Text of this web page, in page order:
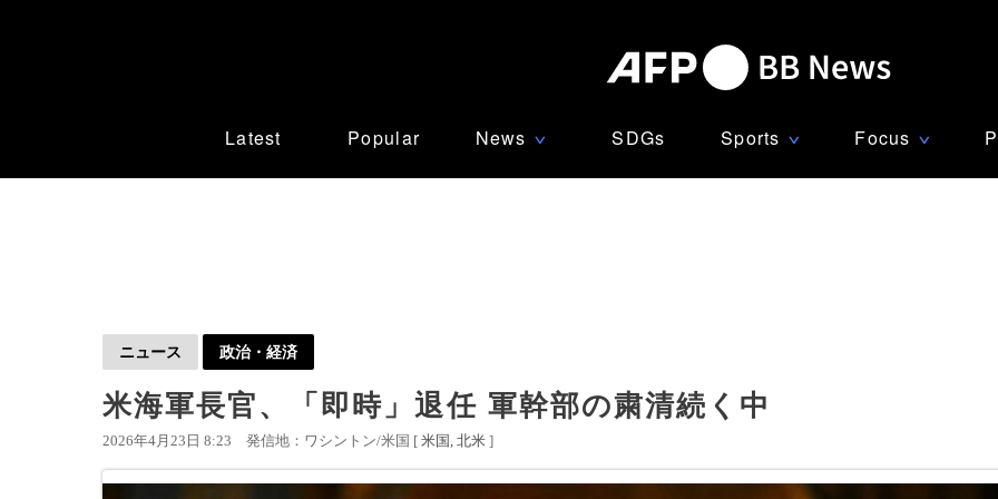
Latest Popular News ∨ SDGs Sports ∨ Focus ∨
ニュース 政治・経済
米海軍長官、「即時」退任 軍幹部の粛清続く中
2026年4月23日 8:23 発信地：ワシントン/米国 [ 米国 北米 ]